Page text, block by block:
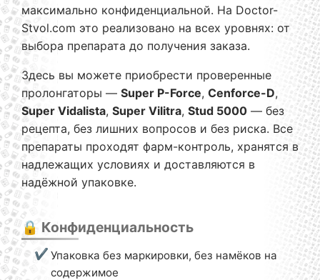
максимально конфиденциальной. На Doctor-
Stvol.com это реализовано на всех уровнях: от
выбора препарата до получения заказа.
Здесь вы можете приобрести проверенные
пролонгаторы — Super P-Force, Cenforce-D,
Super Vidalista, Super Vilitra, Stud 5000 — без
рецепта, без лишних вопросов и без риска. Все
препараты проходят фарм-контроль, хранятся в
надлежащих условиях и доставляются в
надёжной упаковке.
🔒 Конфиденциальность
Упаковка без маркировки, без намёков на
содержимое